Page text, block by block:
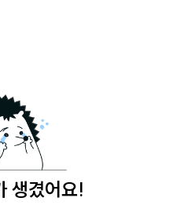
생겼어요!